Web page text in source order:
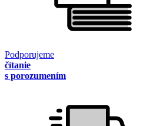
Podporujeme
čítanie
s porozumením